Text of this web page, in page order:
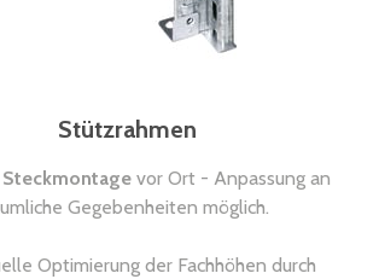
Stützrahmen
Steckmontage vor Ort - Anpassung an
Gegebenheiten möglich.
Optimierung der Fachhöhen durch